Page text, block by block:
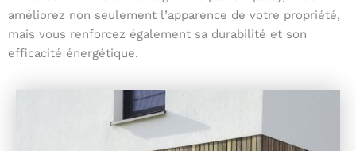
améliorez non seulement l’apparence de votre propriété,
mais vous renforcez également sa durabilité et son
efficacité énergétique.